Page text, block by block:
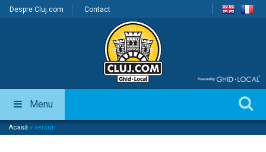
Despre Cluj.com Contact
Menu
Acasă » versuri